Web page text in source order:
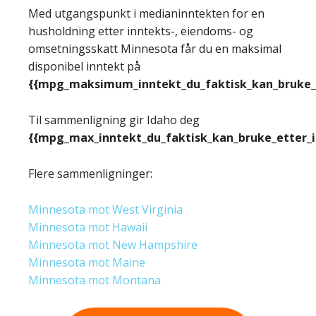
Med utgangspunkt i medianinntekten for en
husholdning etter inntekts-, eiendoms- og
omsetningsskatt Minnesota får du en maksimal
disponibel inntekt på
Til sammenligning gir Idaho deg
Flere sammenligninger:
Minnesota mot West Virginia
Minnesota mot Hawaii
Minnesota mot New Hampshire
Minnesota mot Maine
Minnesota mot Montana